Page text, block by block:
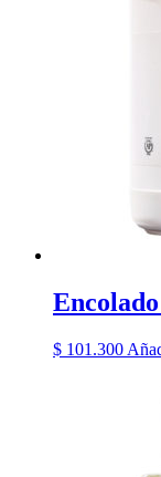
$ 101.300